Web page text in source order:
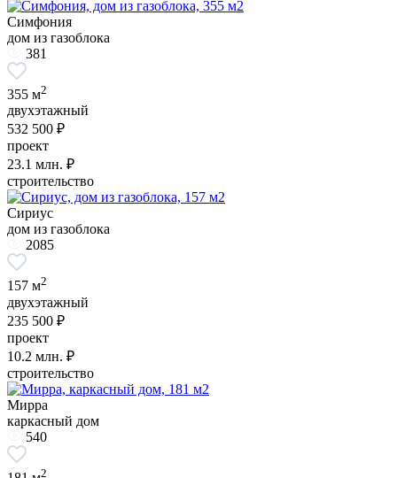
Симфония
дом из газоблока
381
355 м2
двухэтажный
532 500 ₽
проект
23.1 млн. ₽
строительство
Сириус
дом из газоблока
2085
157 м2
двухэтажный
235 500 ₽
проект
10.2 млн. ₽
строительство
Мирра
каркасный дом
540
2